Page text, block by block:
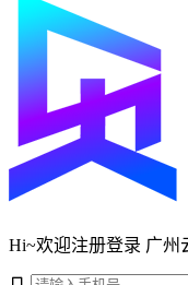
Hi~欢迎注册登录 广州